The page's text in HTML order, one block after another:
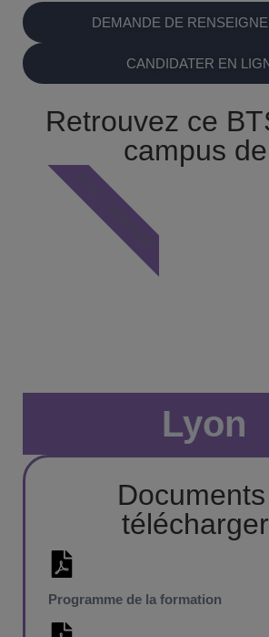
DEMANDE DE
CANDIDATER EN
Retrouvez ce
campus
Lyon
IPSO CAMPUS
Programme de la formation